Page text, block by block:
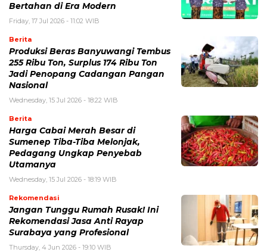
Bertahan di Era Modern
Friday, 17 Jul 2026 - 11:02 WIB
Berita
Produksi Beras Banyuwangi Tembus
255 Ribu Ton, Surplus 174 Ribu Ton
Jadi Penopang Cadangan Pangan
Nasional
Wednesday, 15 Jul 2026 - 18:22 WIB
Berita
Harga Cabai Merah Besar di
Sumenep Tiba-Tiba Melonjak,
Pedagang Ungkap Penyebab
Utamanya
Wednesday, 15 Jul 2026 - 18:19 WIB
Rekomendasi
Jangan Tunggu Rumah Rusak! Ini
Rekomendasi Jasa Anti Rayap
Surabaya yang Profesional
Thursday, 4 Jun 2026 - 19:10 WIB